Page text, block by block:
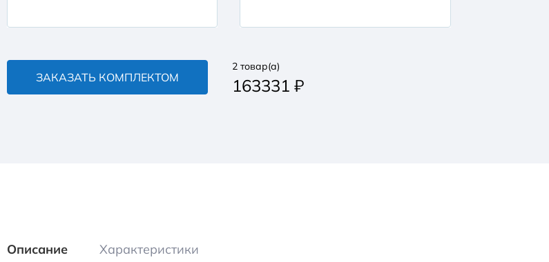
ЗАКАЗАТЬ КОМПЛЕКТОМ
2 товар(а)
163331 ₽
Описание Характеристики